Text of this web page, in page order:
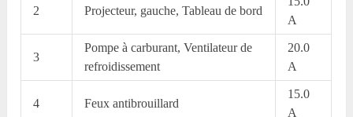
2 Projecteur, gauche, Tableau de bord
A
3
Pompe à carburant, Ventilateur de
refroidissement
20.0
A
4 Feux antibrouillard
15.0
A